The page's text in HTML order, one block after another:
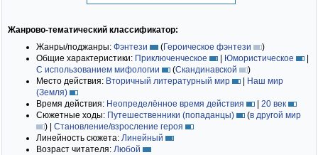
Жанрово-тематический классификатор:
Жанры/поджанры: Фэнтези (Героическое фэнтези
)
Общие характеристики: Приключенческое | Юмористическое
|
С использованием мифологии
(Скандинавской
)
Место действия: Вторичный литературный мир | Наш мир
(Земля)
Время действия: Неопределённое время действия | 20 век
Сюжетные ходы: Путешественники (попаданцы) (в другой мир
) | Становление/взросление героя
Линейность сюжета: Линейный
Возраст читателя: Любой